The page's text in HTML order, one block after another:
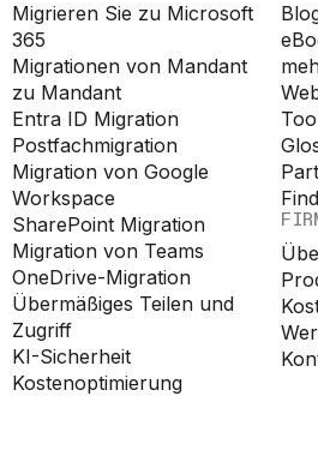
Migrieren Sie zu Microsoft
365
Migrationen von Mandant
zu Mandant
Entra ID Migration
Postfachmigration
Migration von Google
Workspace
SharePoint Migration
Migration von Teams
OneDrive-Migration
Übermäßiges Teilen und
Zugriff
KI-Sicherheit
Kostenoptimierung